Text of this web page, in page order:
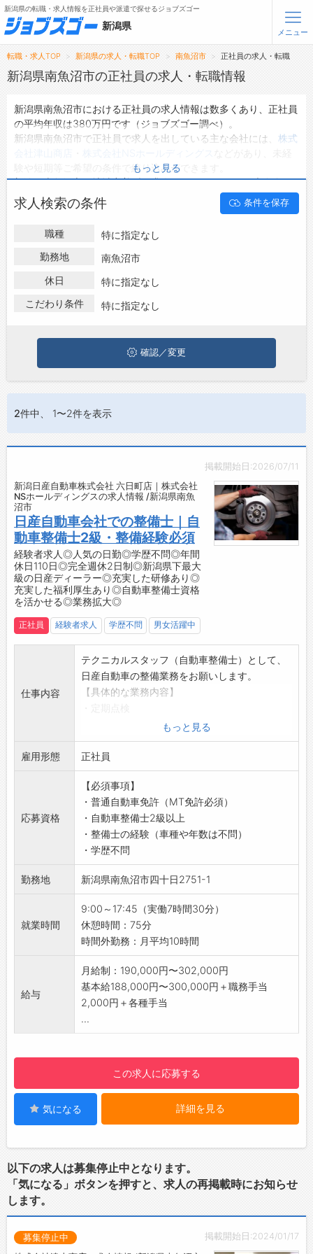
無料会員登録 ログイン
メニュー
トップ
転職支援サービスについて
転職ノウハウ(応募書類の書き方・面接対策など)
ジョブズゴーについて
会社概要
新潟県の転職・求人情報を正社員や派遣で探せるジョブズゴー
新潟県
メニュー
転職・求人TOP 新潟県の求人・転職TOP 南魚沼市 正社員の求人・転職
新潟県南魚沼市の正社員の求人・転職情報
新潟県南魚沼市における正社員の求人情報は数多くあり、正社員
の平均年収は380万円です（ジョブズゴー調べ）。
新潟県南魚沼市で正社員で求人を出している主な会社には、 株式
験や短期等ご希望の条件で絞り込みができます。
新潟県南魚沼市の地域密着型の求人サイトであるジョブズゴーで
は新潟県南魚沼市の正社員として働ける求人情報を2件取り扱っ
ています。
ハローワークにはない求人も多数扱っており、転職だけでなく、
第二新卒から50代・60代以上の方の再就職も可能です。 新潟県
南魚沼市で正社員の求人・転職情報を探している方は、ぜひ興味
もっと見る
求人検索の条件 条件を保存
職種
特に指定なし
勤務地
南魚沼市
休日
特に指定なし
こだわり条件
特に指定なし
確認／変更
2件中、 1〜2件を表示
掲載開始日:2026/07/11
新潟日産自動車株式会社 六日町店｜株式会社
NSホールディングスの求人情報 /新潟県南魚
沼市
日産自動車会社での整備士｜自
動車整備士2級・整備経験必須
経験者求人◎人気の日勤◎学歴不問◎年間
休日110日◎完全週休2日制◎新潟県下最大
級の日産ディーラー◎充実した研修あり◎
充実した福利厚生あり◎自動車整備士資格
を活かせる◎業務拡大◎
正社員 経験者求人 学歴不問 男女活躍中
仕事内容
テクニカルスタッフ（自動車整備士）として、
日産自動車の整備業務をお願いします。
【具体的な業務内容】
・一般整備
・整備結果の説明
・故障診断
・オイル交換
・タイヤ交換
・リコール関係作業
・ナビ取付
【おすすめポイント】
・新潟県下最大級の日産ディーラー！
・業務拡大のため増員募集です！
■テクニカルスタッフ
9:00：朝礼
・売上状況、来店予約状況、各種連絡事項を共
有
・元気に挨拶の練習
↓
10:00：点検・結果説明
・お待ちのお客様へ車の引渡し時間をお伝え、
・お客様へ車の下見せ、結果説明
・仲間と共にお弁当を食べる
・コミュニケーション活発です♪
・ベルト、パッドの交換、エンジンの不具合対
もっと見る
雇用形態 正社員
応募資格
【必須事項】
・普通自動車免許（MT免許必須）
・自動車整備士2級以上
・整備士の経験（車種や年数は不問）
・学歴不問
勤務地 新潟県南魚沼市四十日2751-1
就業時間
9:00～17:45（実働7時間30分）
休憩時間：75分
時間外勤務：月平均10時間
給与
月給制：190,000円〜302,000円
基本給188,000円〜300,000円＋職務手当
2,000円＋各種手当
...
この求人に応募する
気になる 詳細を見る
以下の求人は募集停止中となります。
「気になる」ボタンを押すと、求人の再掲載時にお知らせ
します。
掲載開始日:2024/01/17
募集停止中